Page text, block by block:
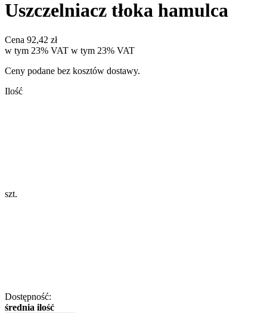
Uszczelniacz tłoka hamulca
Cena 92,42 zł
w tym 23% VAT w tym 23% VAT
Ceny podane bez kosztów dostawy.
Ilość
szt.
Dostępność:
średnia ilość